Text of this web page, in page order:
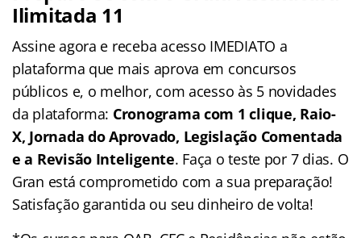
Ilimitada 11
Assine agora e receba acesso IMEDIATO a
plataforma que mais aprova em concursos
públicos e, o melhor, com acesso às 5 novidades
da plataforma: Cronograma com 1 clique, Raio-
X, Jornada do Aprovado, Legislação Comentada
e a Revisão Inteligente. Faça o teste por 7 dias. O
Gran está comprometido com a sua preparação!
Satisfação garantida ou seu dinheiro de volta!